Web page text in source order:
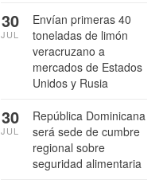
Envían primeras 40
toneladas de limón
veracruzano a
mercados de Estados
Unidos y Rusia
30
JUL
República Dominicana
será sede de cumbre
regional sobre
seguridad alimentaria
30
JUL